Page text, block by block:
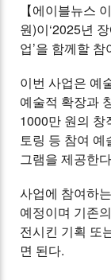
【에이블뉴스
원)이‘2025년
업’을 함께할
이번 사업은 예
예술적 확장과
1000만 원의 창
토링 등 참여 예
그램을 제공한
사업에 참여하
예정이며 기존
전시킨 기획 또
면 된다.